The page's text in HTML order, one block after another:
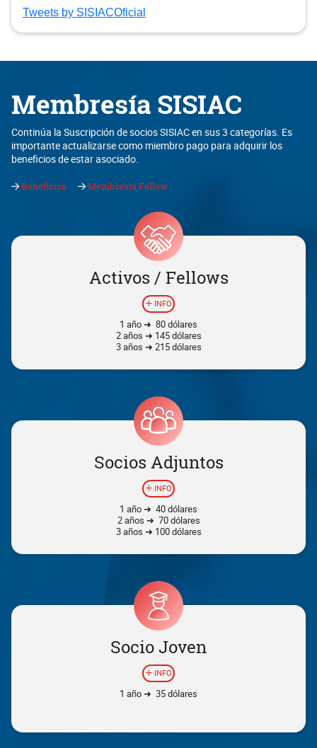
Tweets by SISIACOficial
Membresía SISIAC
Continúa la Suscripción de socios SISIAC en sus 3 categorías. Es
importante actualizarse como miembro pago para adquirir los
beneficios de estar asociado.
Beneficios Membresía Fellow
Activos / Fellows
INFO
1 año ➜ 80 dólares
2 años ➜ 145 dólares
3 años ➜ 215 dólares
Socios Adjuntos
INFO
1 año ➜ 40 dólares
2 años ➜ 70 dólares
3 años ➜ 100 dólares
Socio Joven
INFO
1 año ➜ 35 dólares